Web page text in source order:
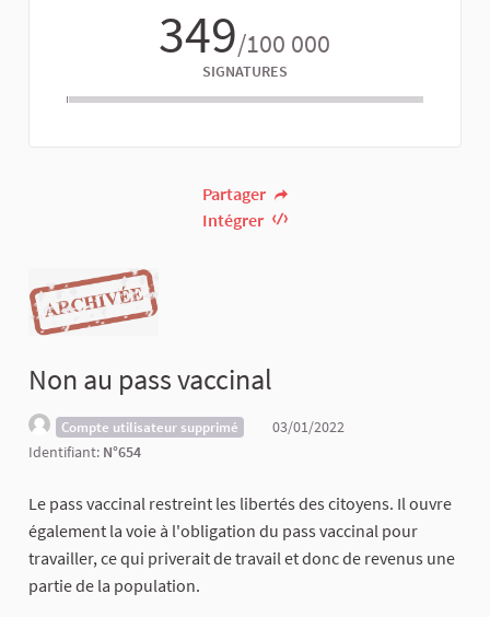
349/100 000
SIGNATURES
Partager
Intégrer
Non au pass vaccinal
Compte utilisateur supprimé
03/01/2022
Identifiant: N°654
Le pass vaccinal restreint les libertés des citoyens. Il ouvre
également la voie à l'obligation du pass vaccinal pour
travailler, ce qui priverait de travail et donc de revenus une
partie de la population.